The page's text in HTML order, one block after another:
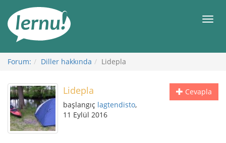
Görüntüleme
Forum: Diller hakkında Lidepla
Cevapla
Lidepla
başlangıç lagtendisto,
11 Eylül 2016